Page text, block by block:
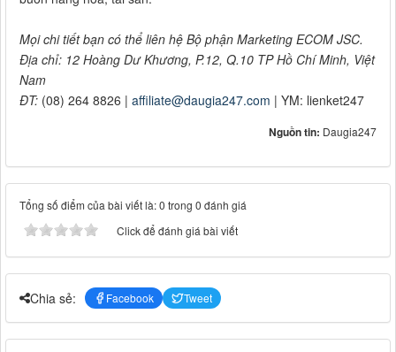
Mọi chi tiết bạn có thể liên hệ Bộ phận Marketing ECOM JSC.
Địa chỉ: 12 Hoàng Dư Khương, P.12, Q.10 TP Hồ Chí Minh, Việt
Nam
ĐT: (08) 264 8826 | affiliate@daugia247.com | YM: lienket247
Nguồn tin: Daugia247
Tổng số điểm của bài viết là: 0 trong 0 đánh giá
Click để đánh giá bài viết
Chia sẻ: Facebook Tweet